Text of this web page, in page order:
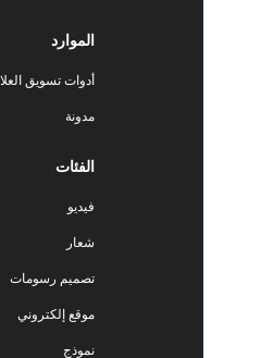
أدوات تسويق العلامة التجارية
تصميم رسومات
موقع إلكتروني